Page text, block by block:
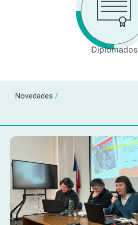
Diplomados
Novedades /